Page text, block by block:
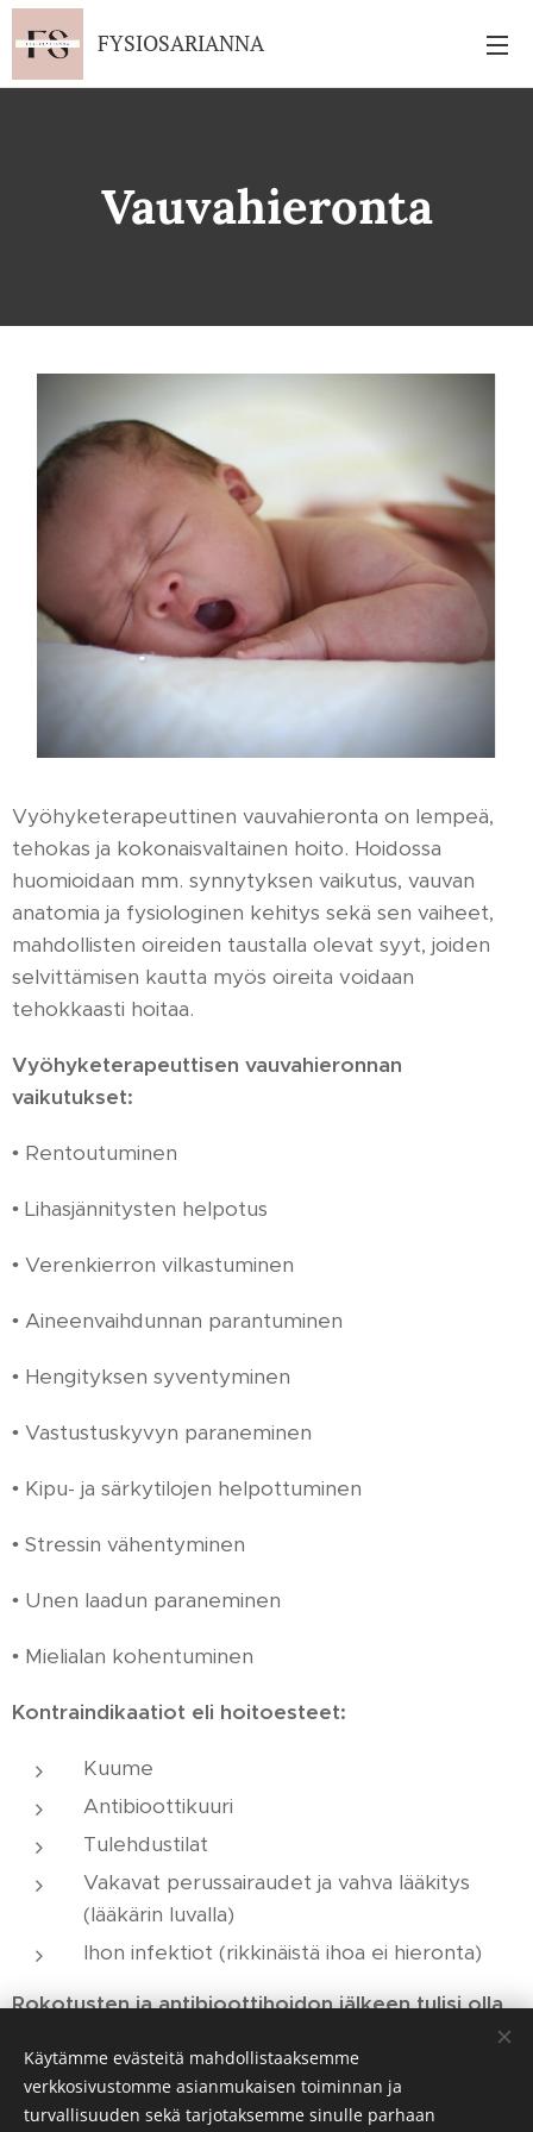
FYSIOSARIANNA
Vauvahieronta
Vyöhyketerapeuttinen vauvahieronta on lempeä,
tehokas ja kokonaisvaltainen hoito. Hoidossa
huomioidaan mm. synnytyksen vaikutus, vauvan
anatomia ja fysiologinen kehitys sekä sen vaiheet,
mahdollisten oireiden taustalla olevat syyt, joiden
selvittämisen kautta myös oireita voidaan
tehokkaasti hoitaa.
Vyöhyketerapeuttisen vauvahieronnan
vaikutukset:
• Rentoutuminen
• Lihasjännitysten helpotus
• Verenkierron vilkastuminen
• Aineenvaihdunnan parantuminen
• Hengityksen syventyminen
• Vastustuskyvyn paraneminen
• Kipu- ja särkytilojen helpottuminen
• Stressin vähentyminen
• Unen laadun paraneminen
• Mielialan kohentuminen
Kontraindikaatiot eli hoitoesteet:
Kuume
Antibioottikuuri
Tulehdustilat
Vakavat perussairaudet ja vahva lääkitys
(lääkärin luvalla)
Ihon infektiot (rikkinäistä ihoa ei hieronta)
Rokotusten ja antibioottihoidon jälkeen tulisi olla
Käytämme evästeitä mahdollistaaksemme
verkkosivustomme asianmukaisen toiminnan ja
turvallisuuden sekä tarjotaksemme sinulle parhaan